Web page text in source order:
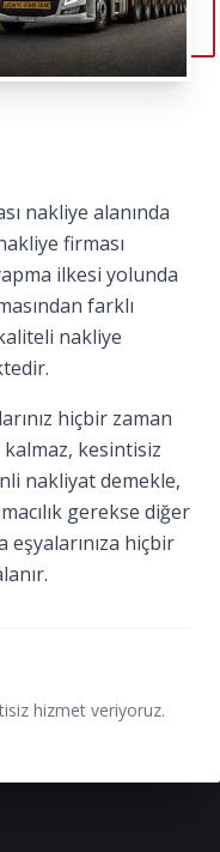
nakliye alanında
firması
ilkesi yolunda
farklı
nakliye
hiçbir zaman
kesintisiz
nakliyat demekle,
gerekse diğer
hiçbir
hizmet veriyoruz.